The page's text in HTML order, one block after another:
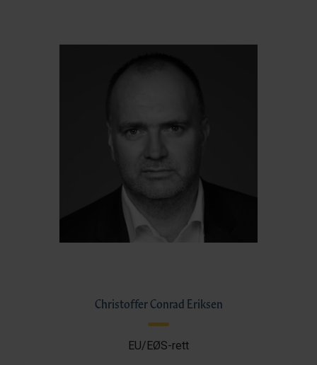
Christoffer Conrad Eriksen
EU/EØS-rett